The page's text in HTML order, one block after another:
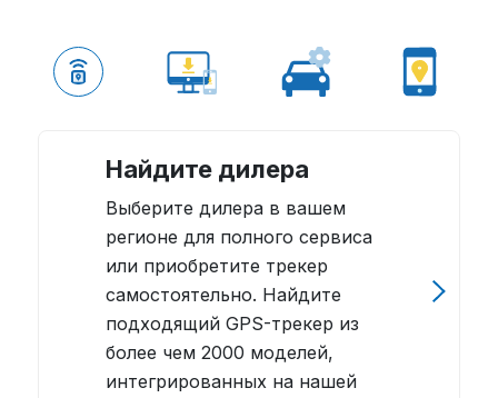
Найдите дилера
Выберите дилера в вашем
регионе для полного сервиса
или приобретите трекер
самостоятельно. Найдите
подходящий GPS-трекер из
более чем 2000 моделей,
интегрированных на нашей